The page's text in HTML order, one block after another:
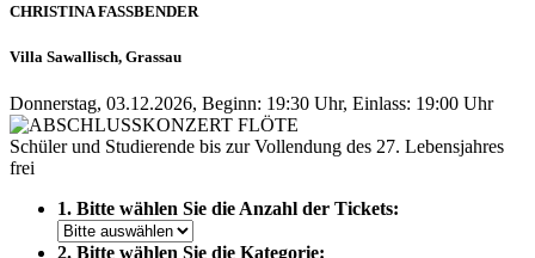
CHRISTINA FASSBENDER
Villa Sawallisch, Grassau
Donnerstag, 03.12.2026, Beginn: 19:30 Uhr, Einlass: 19:00 Uhr
Schüler und Studierende bis zur Vollendung des 27. Lebensjahres
frei
1. Bitte wählen Sie die Anzahl der Tickets:
2. Bitte wählen Sie die Kategorie: